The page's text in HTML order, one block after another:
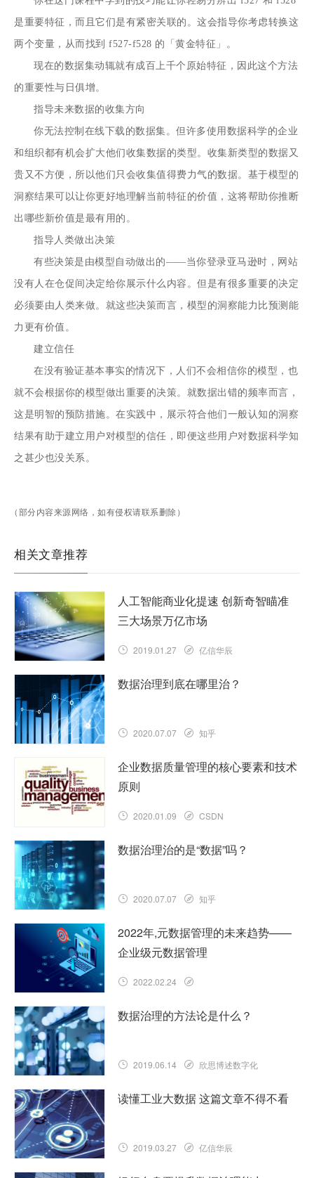
是重要特征，而且它们是有紧密关联的。这会指导你考虑转换这
两个变量，从而找到 f527-f528 的「黄金特征」。
现在的数据集动辄就有成百上千个原始特征，因此这个方法
的重要性与日俱增。
指导未来数据的收集方向
你无法控制在线下载的数据集。但许多使用数据科学的企业
和组织都有机会扩大他们收集数据的类型。收集新类型的数据又
贵又不方便，所以他们只会收集值得费力气的数据。基于模型的
洞察结果可以让你更好地理解当前特征的价值，这将帮助你推断
出哪些新价值是最有用的。
指导人类做出决策
有些决策是由模型自动做出的——当你登录亚马逊时，网站
没有人在仓促间决定给你展示什么内容。但是有很多重要的决定
必须要由人类来做。就这些决策而言，模型的洞察能力比预测能
力更有价值。
建立信任
在没有验证基本事实的情况下，人们不会相信你的模型，也
就不会根据你的模型做出重要的决策。就数据出错的频率而言，
这是明智的预防措施。在实践中，展示符合他们一般认知的洞察
结果有助于建立用户对模型的信任，即便这些用户对数据科学知
之甚少也没关系。
（部分内容来源网络，如有侵权请联系删除）
相关文章推荐
人工智能商业化提速 创新奇智瞄准
三大场景万亿市场
2019.01.27 亿信华辰
数据治理到底在哪里治？
2020.07.07 知乎
企业数据质量管理的核心要素和技术
原则
2020.01.09 CSDN
数据治理治的是“数据”吗？
2020.07.07 知乎
2022年,元数据管理的未来趋势——
企业级元数据管理
2022.02.24
数据治理的方法论是什么？
2019.06.14 欣思博述数字化
读懂工业大数据 这篇文章不得不看
2019.03.27 亿信华辰